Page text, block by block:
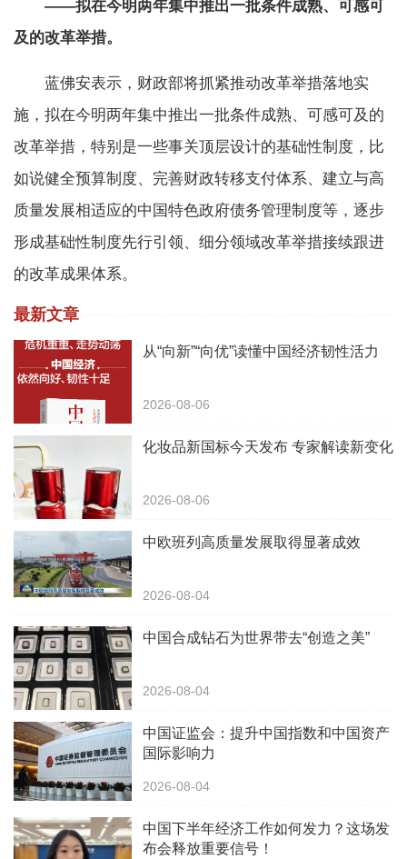
——拟在今明两年集中推出一批条件成熟、可感可
及的改革举措。
蓝佛安表示，财政部将抓紧推动改革举措落地实
施，拟在今明两年集中推出一批条件成熟、可感可及的
改革举措，特别是一些事关顶层设计的基础性制度，比
如说健全预算制度、完善财政转移支付体系、建立与高
质量发展相适应的中国特色政府债务管理制度等，逐步
形成基础性制度先行引领、细分领域改革举措接续跟进
的改革成果体系。
最新文章
从“向新”“向优”读懂中国经济韧性活力
2026-08-06
化妆品新国标今天发布 专家解读新变化
2026-08-06
中欧班列高质量发展取得显著成效
2026-08-04
中国合成钻石为世界带去“创造之美”
2026-08-04
中国证监会：提升中国指数和中国资产
国际影响力
2026-08-04
中国下半年经济工作如何发力？这场发
布会释放重要信号！